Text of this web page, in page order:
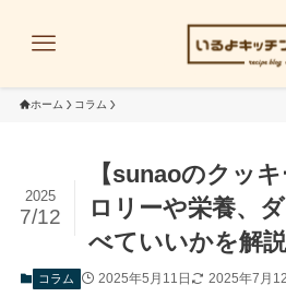
ホーム コラム
【sunaoのクッ
ロリーや栄養、
べていいかを解
2025
7/12
コラム 2025年5月11日 2025年7月